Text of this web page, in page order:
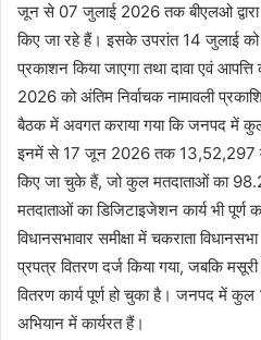
जून से 07 जुलाई 2026 तक बीएलओ द्वारा
किए जा रहे हैं। इसके उपरांत 14 जुलाई को
प्रकाशन किया जाएगा तथा दावा एवं
2026 को अंतिम निर्वाचक नामावली
बैठक में अवगत कराया गया कि जनपद में
इनमें से 17 जून 2026 तक 13,52,297
किए जा चुके हैं, जो कुल मतदाताओं का
मतदाताओं का डिजिटाइजेशन कार्य भी पूर्ण
विधानसभावार समीक्षा में चकराता
प्रपत्र वितरण दर्ज किया गया, जबकि
वितरण कार्य पूर्ण हो चुका है। जनपद में
अभियान में कार्यरत हैं।